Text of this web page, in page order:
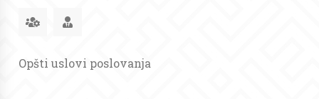
Opšti uslovi poslovanja